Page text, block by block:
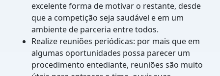
excelente forma de motivar o restante, desde
que a competição seja saudável e em um
ambiente de parceria entre todos.
Realize reuniões periódicas: por mais que em
algumas oportunidades possa parecer um
procedimento entediante, reuniões são muito